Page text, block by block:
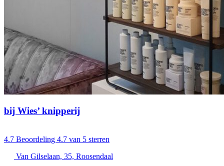
bij Wies’ knipperij
4.7 Beoordeling 4.7 van 5 sterren
Van Gilselaan, 35, Roosendaal